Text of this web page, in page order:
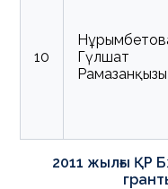
10
Гүлшат
Рамазанқызы
2011 жылғы ҚР